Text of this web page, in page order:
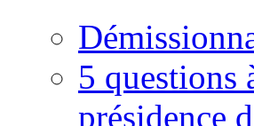
5 questions
présidence